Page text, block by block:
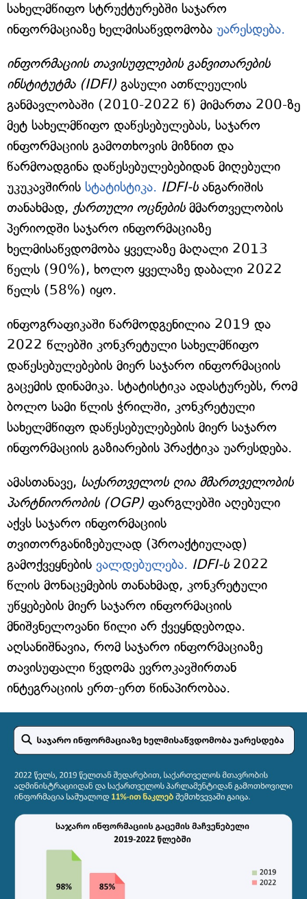
სახელმწიფო სტრუქტურებში საჯარო
ინფორმაციაზე ხელმისაწვდომობა უარესდება.
ინფორმაციის თავისუფლების განვითარების
ინსტიტუტმა (IDFI) გასული ათწლეულის
განმავლობაში (2010-2022 წ) მიმართა 200-ზე
მეტ სახელმწიფო დაწესებულებას, საჯარო
ინფორმაციის გამოთხოვის მიზნით და
წარმოადგინა დაწესებულებებიდან მიღებული
უკუკავშირის სტატისტიკა. IDFI-სანგარიშის
თანახმად, ქართული ოცნებისმმართველობის
პერიოდში საჯარო ინფორმაციაზე
ხელმისაწვდომობა ყველაზე მაღალი 2013
წელს (90%), ხოლო ყველაზე დაბალი 2022
წელს (58%) იყო.
ინფოგრაფიკაში წარმოდგენილია 2019 და
2022 წლებში კონკრეტული სახელმწიფო
დაწესებულებების მიერ საჯარო ინფორმაციის
გაცემის დინამიკა. სტატისტიკა ადასტურებს, რომ
ბოლო სამი წლის ჭრილში, კონკრეტული
სახელმწიფო დაწესებულებების მიერ საჯარო
ინფორმაციის გაზიარების პრაქტიკა უარესდება.
ამასთანავე, საქართველოს ღია მმართველობის
პარტნიორობის (OGP) ფარგლებში აღებული
აქვს საჯარო ინფორმაციის
თვითორგანიზებულად (პროაქტიულად)
გამოქვეყნების ვალდებულება. IDFI-ს2022
წლის მონაცემების თანახმად, კონკრეტული
უწყებების მიერ საჯარო ინფორმაციის
მნიშვნელოვანი წილი არ ქვეყნდებოდა.
აღსანიშნავია, რომ საჯარო ინფორმაციაზე
თავისუფალი წვდომა ევროკავშირთან
ინტეგრაციის ერთ-ერთ წინაპირობაა.